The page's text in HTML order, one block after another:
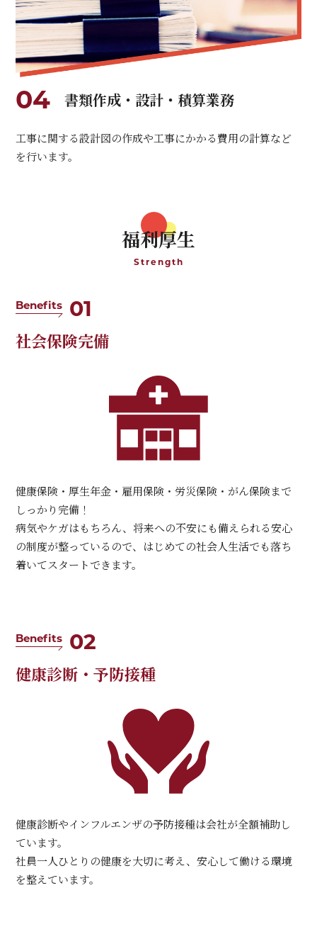
04 書類作成・設計・積算業務
工事に関する設計図の作成や工事にかかる費用の計算など
を行います。
福利厚生
Strength
Benefits 01
社会保険完備
健康保険・厚生年金・雇用保険・労災保険・がん保険まで
しっかり完備！
病気やケガはもちろん、将来への不安にも備えられる安心
の制度が整っているので、はじめての社会人生活でも落ち
着いてスタートできます。
Benefits 02
健康診断・予防接種
健康診断やインフルエンザの予防接種は会社が全額補助し
ています。
社員一人ひとりの健康を大切に考え、安心して働ける環境
を整えています。